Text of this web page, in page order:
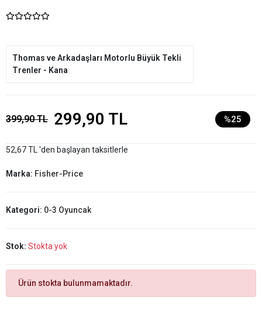
Thomas ve Arkadaşları Motorlu Büyük Tekli
Trenler - Kana
399,90 TL 299,90 TL %25
52,67 TL 'den başlayan taksitlerle
Marka: Fisher-Price
Kategori: 0-3 Oyuncak
Stok: Stokta yok
Ürün stokta bulunmamaktadır.